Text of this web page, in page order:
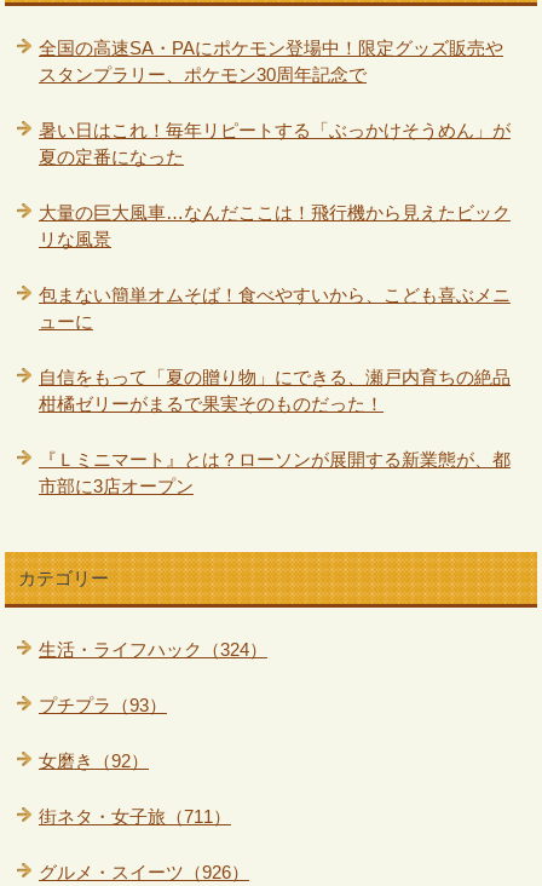
全国の高速SA・PAにポケモン登場中！限定グッズ販売や
スタンプラリー、ポケモン30周年記念で
暑い日はこれ！毎年リピートする「ぶっかけそうめん」が
夏の定番になった
大量の巨大風車…なんだここは！飛行機から見えたビック
リな風景
包まない簡単オムそば！食べやすいから、こども喜ぶメニ
ューに
自信をもって「夏の贈り物」にできる、瀬戸内育ちの絶品
柑橘ゼリーがまるで果実そのものだった！
『Ｌミニマート』とは？ローソンが展開する新業態が、都
市部に3店オープン
カテゴリー
生活・ライフハック（324）
プチプラ（93）
女磨き（92）
街ネタ・女子旅（711）
グルメ・スイーツ（926）